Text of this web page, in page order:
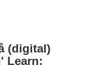
(digital)
Learn: